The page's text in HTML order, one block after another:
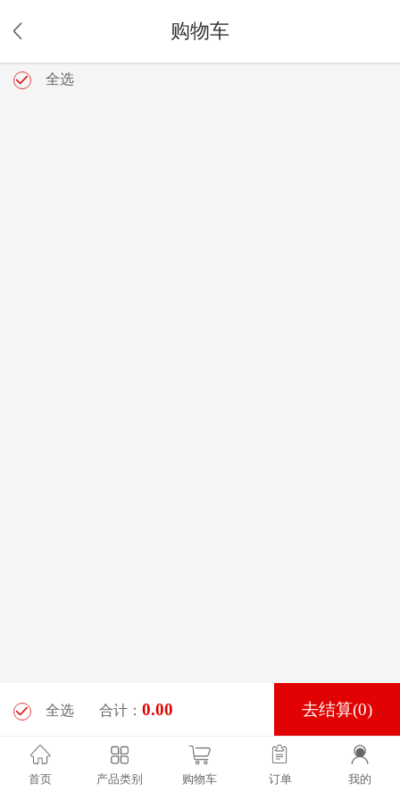
购物车
全选
全选 合计：0.00 去结算(0)
首页 产品类别 购物车 订单 我的